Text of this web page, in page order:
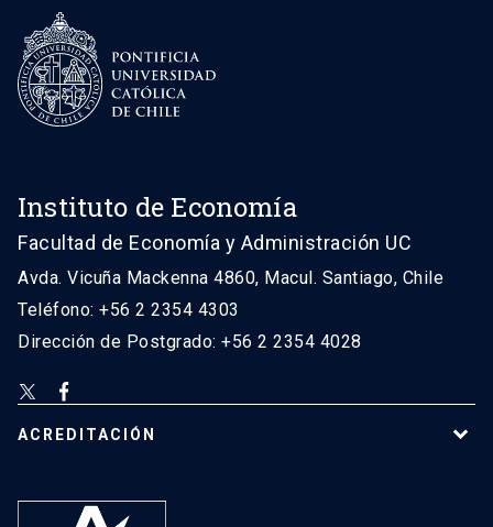
Instituto de Economía
Facultad de Economía y Administración UC
Avda. Vicuña Mackenna 4860, Macul. Santiago, Chile
Teléfono: +56 2 2354 4303
Dirección de Postgrado: +56 2 2354 4028
ACREDITACIÓN